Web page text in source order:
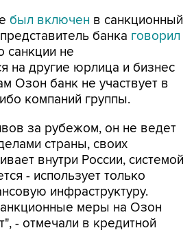
был включен в санкционный
банка говорил
санкции не
на другие юрлица и бизнес
Озон банк не участвует в
компаний группы.
за рубежом, он не ведет
страны, своих
внутри России, системой
- использует только
инфраструктуру.
меры на Озон
- отмечали в кредитной